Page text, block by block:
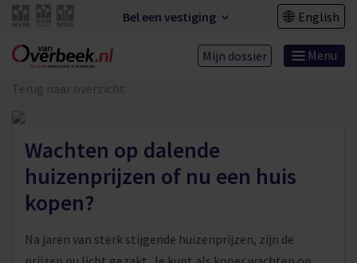
Bel een vestiging English
Mijn dossier Menu
Terug naar overzicht
Wachten op dalende
huizenprijzen of nu een huis
kopen?
Na jaren van sterk stijgende huizenprijzen, zijn de